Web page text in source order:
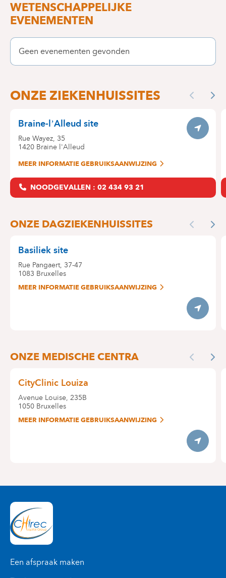
WETENSCHAPPELIJKE
EVENEMENTEN
Geen evenementen gevonden
ONZE LOCATIES
Skip
ONZE ZIEKENHUISSITES Previous
Braine-l’Alleud site
Rue Wayez, 35
1420 Braine l'Alleud
MEER INFORMATIE GEBRUIKSAANWIJZING
NOODGEVALLEN : 02 434 93 21
ONZE DAGZIEKENHUISSITES Previous
Basiliek site
Rue Pangaert, 37-47
1083 Bruxelles
MEER INFORMATIE GEBRUIKSAANWIJZING
Itinerary
ONZE MEDISCHE CENTRA Previous
CityClinic Louiza
Avenue Louise, 235B
1050 Bruxelles
MEER INFORMATIE GEBRUIKSAANWIJZING
Itinerary
Een afspraak maken